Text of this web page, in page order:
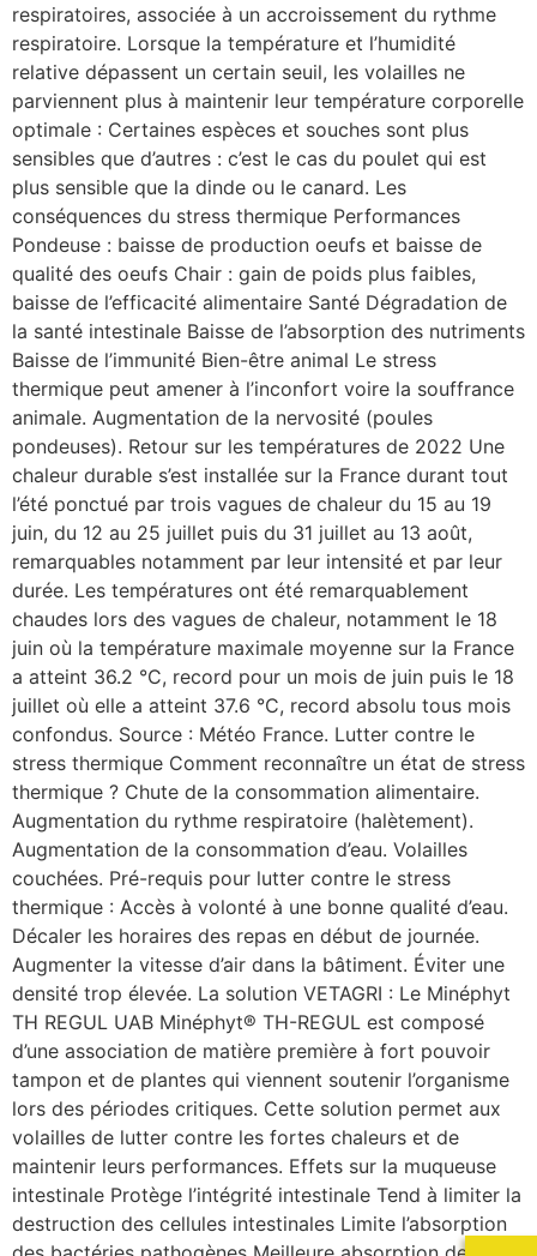
respiratoires, associée à un accroissement du rythme
respiratoire. Lorsque la température et l’humidité
relative dépassent un certain seuil, les volailles ne
parviennent plus à maintenir leur température corporelle
optimale : Certaines espèces et souches sont plus
sensibles que d’autres : c’est le cas du poulet qui est
plus sensible que la dinde ou le canard. Les
conséquences du stress thermique Performances
Pondeuse : baisse de production oeufs et baisse de
qualité des oeufs Chair : gain de poids plus faibles,
baisse de l’efficacité alimentaire Santé Dégradation de
la santé intestinale Baisse de l’absorption des nutriments
Baisse de l’immunité Bien-être animal Le stress
thermique peut amener à l’inconfort voire la souffrance
animale. Augmentation de la nervosité (poules
pondeuses). Retour sur les températures de 2022 Une
chaleur durable s’est installée sur la France durant tout
l’été ponctué par trois vagues de chaleur du 15 au 19
juin, du 12 au 25 juillet puis du 31 juillet au 13 août,
remarquables notamment par leur intensité et par leur
durée. Les températures ont été remarquablement
chaudes lors des vagues de chaleur, notamment le 18
juin où la température maximale moyenne sur la France
a atteint 36.2 °C, record pour un mois de juin puis le 18
juillet où elle a atteint 37.6 °C, record absolu tous mois
confondus. Source : Météo France. Lutter contre le
stress thermique Comment reconnaître un état de stress
thermique ? Chute de la consommation alimentaire.
Augmentation du rythme respiratoire (halètement).
Augmentation de la consommation d’eau. Volailles
couchées. Pré-requis pour lutter contre le stress
thermique : Accès à volonté à une bonne qualité d’eau.
Décaler les horaires des repas en début de journée.
Augmenter la vitesse d’air dans la bâtiment. Éviter une
densité trop élevée. La solution VETAGRI : Le Minéphyt
TH REGUL UAB Minéphyt® TH-REGUL est composé
d’une association de matière première à fort pouvoir
tampon et de plantes qui viennent soutenir l’organisme
lors des périodes critiques. Cette solution permet aux
volailles de lutter contre les fortes chaleurs et de
maintenir leurs performances. Effets sur la muqueuse
intestinale Protège l’intégrité intestinale Tend à limiter la
destruction des cellules intestinales Limite l’absorption